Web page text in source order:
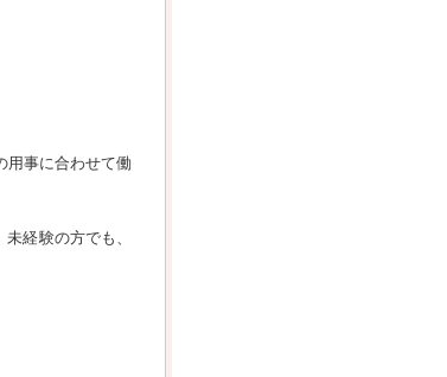
用事に合わせて働
経験の方でも、